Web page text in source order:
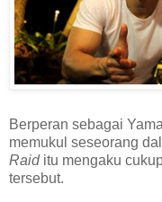
Berperan sebagai
memukul seseorang
Raiditu mengaku
tersebut.